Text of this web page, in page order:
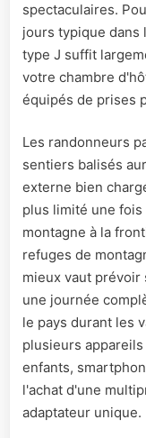
spectaculaires.
jours typique dans
type J suffit
votre chambre
équipés de prises
Les randonneurs
sentiers balisés
externe bien
plus limité une
montagne à la
refuges de
mieux vaut
une journée
le pays durant les
plusieurs
enfants,
l'achat d'une
adaptateur unique.